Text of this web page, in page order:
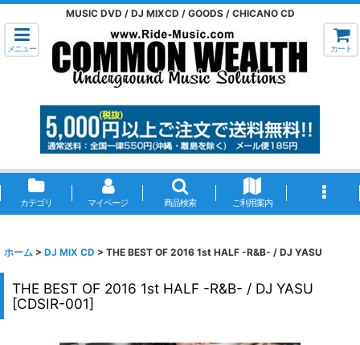
MUSIC DVD / DJ MIXCD / GOODS / CHICANO CD
メニュー カート
カテゴリ マイページ 商品検索 ご利用案内
ホーム > DJ MIX CD > THE BEST OF 2016 1st HALF -R&B- / DJ YASU
THE BEST OF 2016 1st HALF -R&B- / DJ YASU
[CDSIR-001]